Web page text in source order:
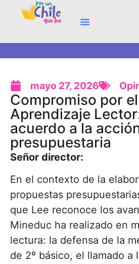
mayo 27, 2026
Compromiso por el
Aprendizaje
acuerdo a la
presupuestaria
Señor director:
En el contexto de la
propuestas
que Lee reconoce los
Mineduc ha realizado en
lectura: la defensa de la
de 2º básico, el llamado a